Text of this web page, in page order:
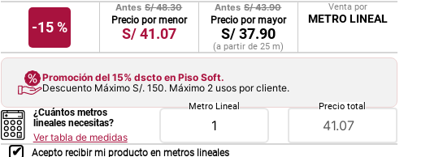
-15 %
Antes S/48.30
Precio por menor
S/41.07
Antes S/43.90
Precio por mayor
S/37.90
(a partir de 25 m)
Venta por
METRO LINEAL
Promoción del 15% dscto en Piso Soft.
Descuento Máximo S/. 150. Máximo 2 usos por cliente.
¿Cuántos metros
lineales necesitas?
Ver tabla de medidas
Metro Lineal Precio total
Acepto recibir mi producto en metros lineales